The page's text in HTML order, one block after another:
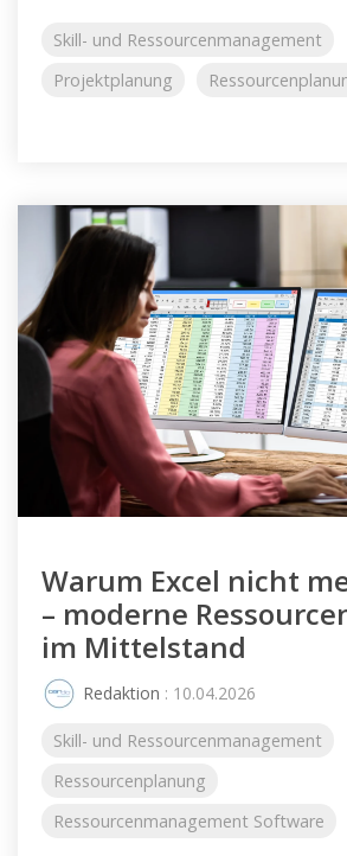
Skill- und Ressourcenmanagement
Projektplanung
Warum Excel nicht
– moderne
im Mittelstand
Redaktion : 10.04.2026
Skill- und Ressourcenmanagement
Ressourcenplanung
Ressourcenmanagement Software